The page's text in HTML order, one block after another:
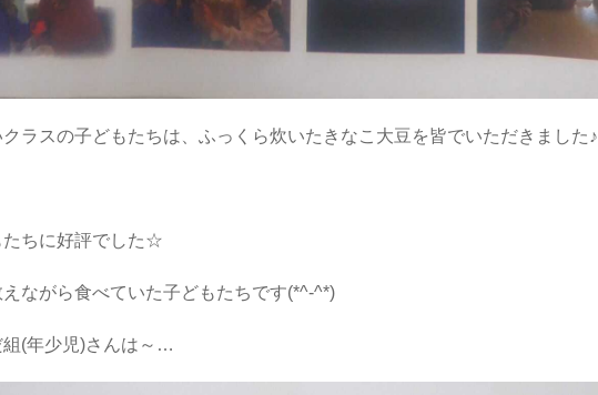
クラスの子どもたちは、ふっくら炊いたきなこ大豆を皆でいただきました♪
たちに好評でした☆
ながら食べていた子どもたちです(*^-^*)
組(年少児)さんは～…